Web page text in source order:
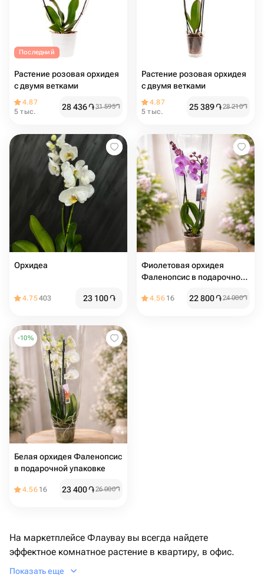
Последний
Растение розовая орхидея
с двумя ветками
4.87
5 тыс.
28 436֏31 595֏
Растение розовая орхидея
с двумя ветками
4.87
5 тыс.
25 389֏28 210֏
Орхидеа
4.75403 23 100֏
Фиолетовая орхидея
Фаленопсис в подарочной
4.56 16 22 800֏24 000֏
-10%
Белая орхидея Фаленопсис
в подарочной упаковке
4.56 16 23 400֏26 000֏
На маркетплейсе Флаувау вы всегда найдете
эффектное комнатное растение в квартиру, в офис.
Если хотите купить орхидею в подарок маме, но не
Показать еще